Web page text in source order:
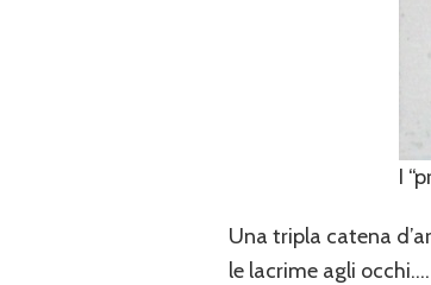
I
Una tripla catena
le lacrime agli occhi….